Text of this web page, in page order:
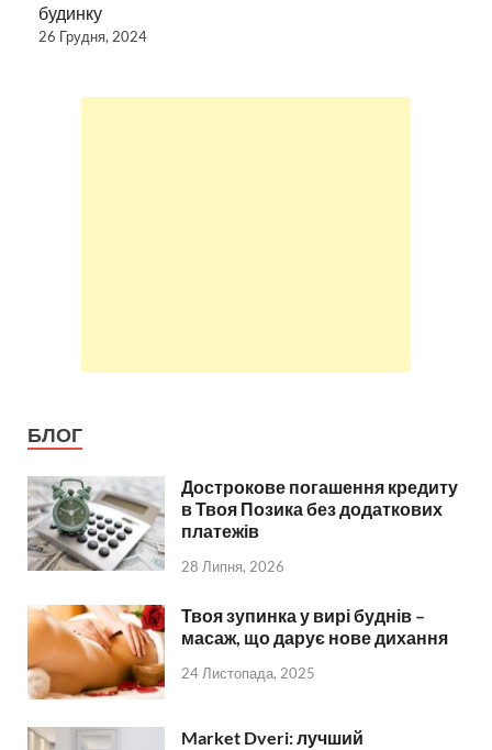
будинку
26 Грудня, 2024
БЛОГ
Дострокове погашення кредиту
в Твоя Позика без додаткових
платежів
28 Липня, 2026
Твоя зупинка у вирі буднів –
масаж, що дарує нове дихання
24 Листопада, 2025
Market Dveri: лучший